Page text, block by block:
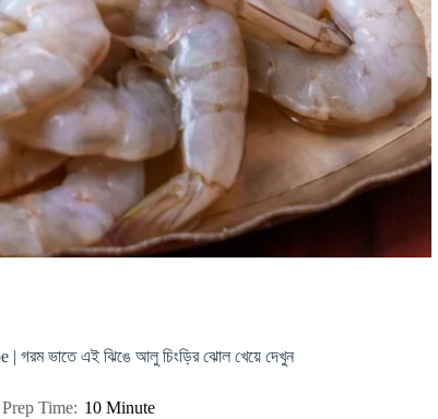
ভাতে এই ঝিঙে আলু চিংড়ির ঝোল খেয়ে দেখুন
Prep Time: 10 Minute